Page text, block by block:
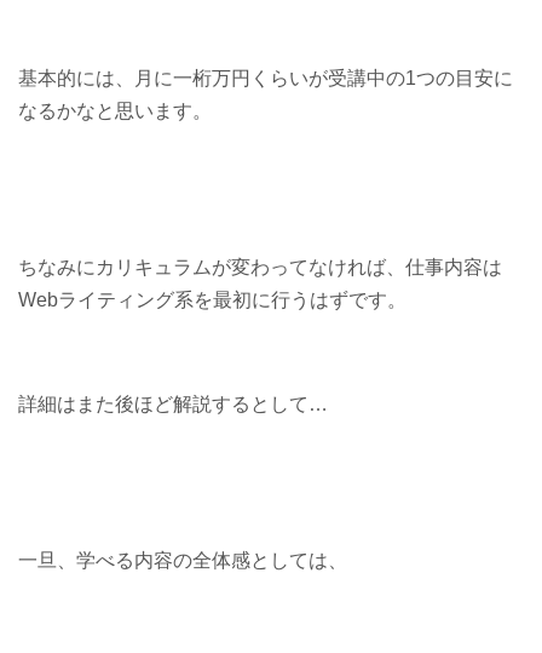
基本的には、月に一桁万円くらいが受講中の1つの目安に
なるかなと思います。
ちなみにカリキュラムが変わってなければ、仕事内容は
Webライティング系を最初に行うはずです。
詳細はまた後ほど解説するとして…
一旦、学べる内容の全体感としては、